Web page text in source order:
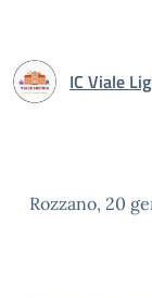
IC Viale
Rozzano, 20